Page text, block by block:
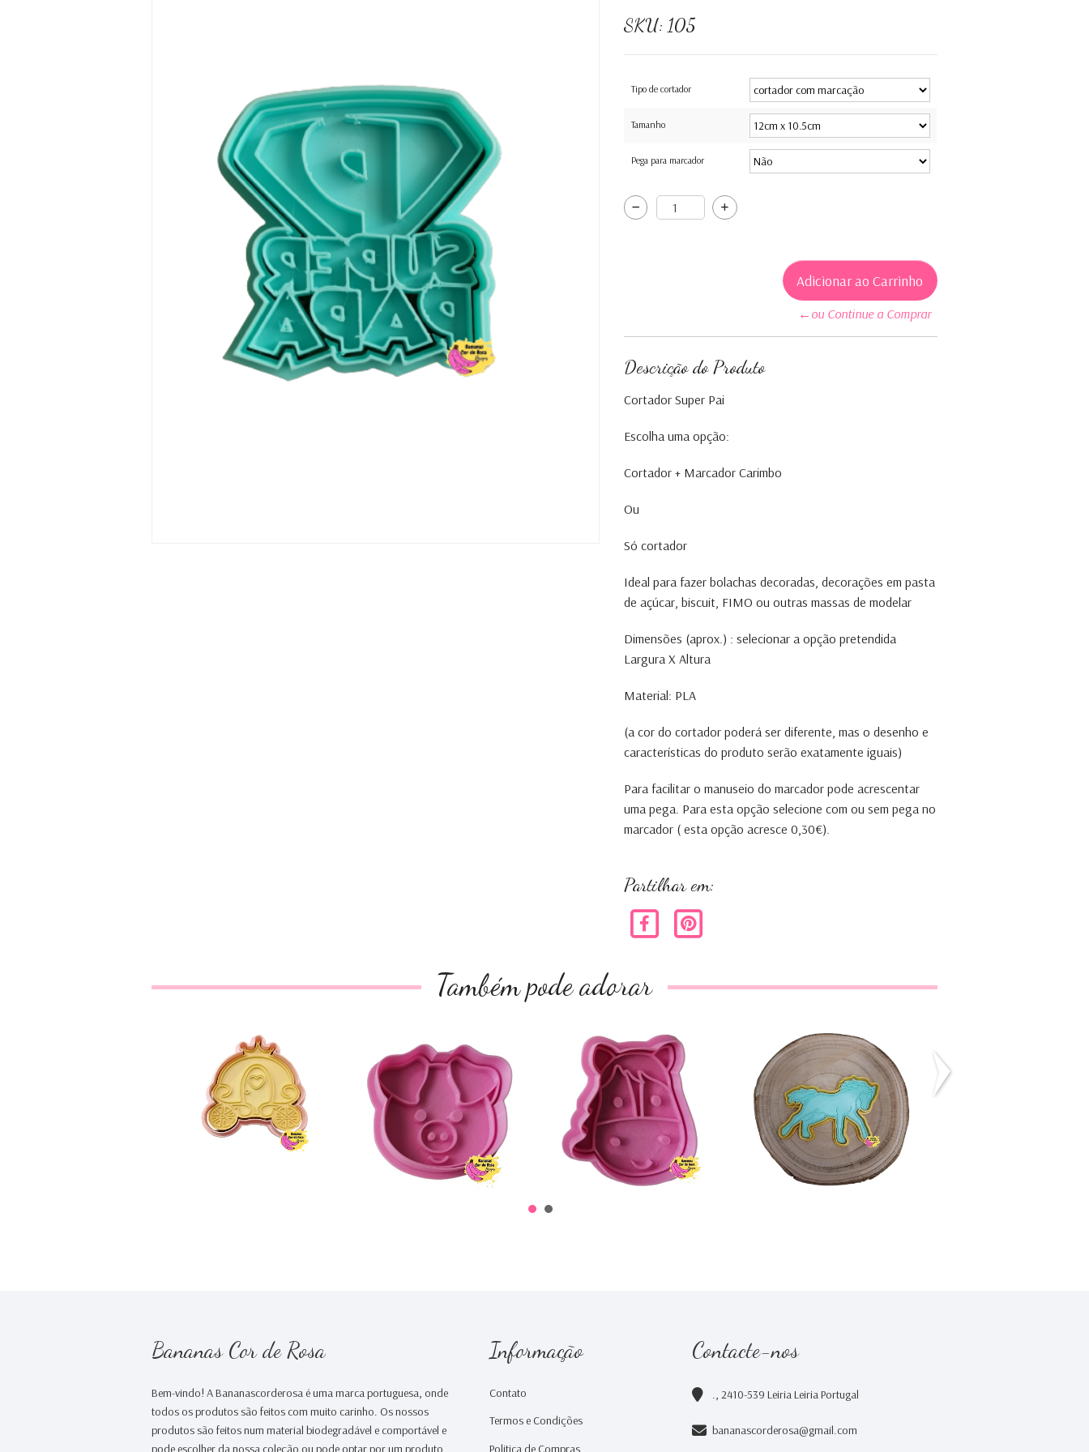
SKU: 105
Tipo de cortador
Tamanho
Pega para marcador
←ou Continue a Comprar
Descrição do Produto
Cortador Super Pai
Escolha uma opção:
Cortador + Marcador Carimbo
Ou
Só cortador
Ideal para fazer bolachas decoradas, decorações em pasta
de açúcar, biscuit, FIMO ou outras massas de modelar
Dimensões (aprox.) : selecionar a opção pretendida
Largura X Altura
Material: PLA
(a cor do cortador poderá ser diferente, mas o desenho e
características do produto serão exatamente iguais)
Para facilitar o manuseio do marcador pode acrescentar
uma pega. Para esta opção selecione com ou sem pega no
marcador ( esta opção acresce 0,30€).
Partilhar em:
Também pode adorar
Cortador carruagem
€0,00
Cortador Porco
€0,00
Cortador cavalo
€0,00
Cortador Cavalo
€0,00
Cortador Burro
Bananas Cor de Rosa
Bem-vindo! A Bananascorderosa é uma marca portuguesa, onde
todos os produtos são feitos com muito carinho. Os nossos
produtos são feitos num material biodegradável e comportável e
pode escolher da nossa coleção ou pode optar por um produto
Informação
Contato
Termos e Condições
Politica de Compras
Contacte-nos
., 2410-539 Leiria Leiria Portugal
bananascorderosa@gmail.com